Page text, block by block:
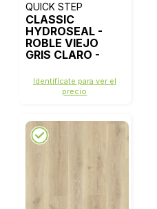
QUICK STEP
CLASSIC
HYDROSEAL -
ROBLE VIEJO
GRIS CLARO -
Identifícate para ver el
precio